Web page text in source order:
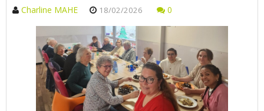
Charline MAHE 18/02/2026 0